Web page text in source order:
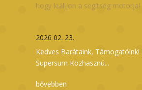
2026 02. 23.
Kedves Barátaink,
Supersum Közhasznú...
bővebben